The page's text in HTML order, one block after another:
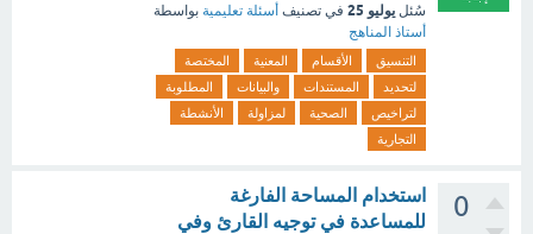
سُئل يوليو 25 في تصنيف أسئلة تعليمية بواسطة
أستاذ المناهج
التنسيق الأقسام المعنية
المختصة
لتحديد
المستندات والبيانات
المطلوبة
لتراخيص
الصحية لمزاولة
الأنشطة
التجارية
0
استخدام المساحة الفارغة
للمساعدة في توجيه القارئ وفي